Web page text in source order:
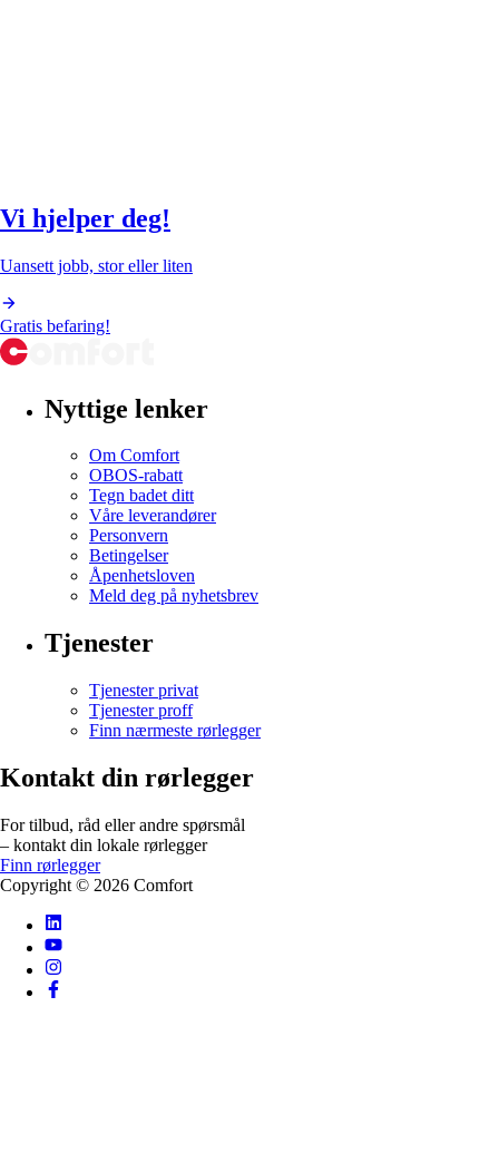
Vi hjelper deg!
Uansett jobb, stor eller liten
Gratis befaring!
Nyttige lenker
Om Comfort
OBOS-rabatt
Tegn badet ditt
Våre leverandører
Personvern
Betingelser
Åpenhetsloven
Meld deg på nyhetsbrev
Tjenester
Tjenester privat
Tjenester proff
Finn nærmeste rørlegger
Kontakt din rørlegger
For tilbud, råd eller andre spørsmål
– kontakt din lokale rørlegger
Finn rørlegger
Copyright © 2026 Comfort